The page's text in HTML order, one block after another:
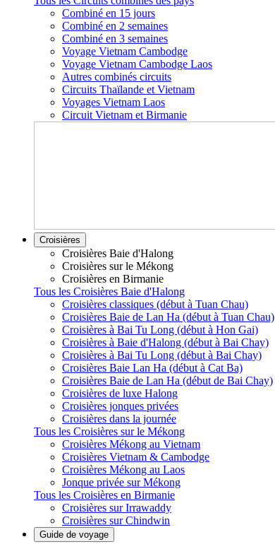
Combiné en 15 jours
Combiné en 2 semaines
Combiné en 3 semaines
Voyage Vietnam Cambodge
Voyage Vietnam Cambodge Laos
Autres combinés circuits
Circuits Thaïlande et Vietnam
Voyages Vietnam Laos
Circuit Vietnam et Birmanie
Croisières
Croisières Baie d'Halong
Croisières sur le Mékong
Croisières en Birmanie
Tous les Croisières Baie d'Halong
Croisières classiques (début à Tuan Chau)
Croisières Baie de Lan Ha (début à Tuan Chau)
Croisières à Bai Tu Long (début à Hon Gai)
Croisières à Baie d'Halong (début à Bai Chay)
Croisières à Bai Tu Long (début à Bai Chay)
Croisières Baie Lan Ha (début à Cat Ba)
Croisières Baie de Lan Ha (début de Bai Chay)
Croisières de luxe Halong
Croisières jonques privées
Croisières dans la journée
Tous les Croisières sur le Mékong
Croisières Mékong au Vietnam
Croisières Vietnam & Cambodge
Croisières Mékong au Laos
Jonque privée sur Mékong
Tous les Croisières en Birmanie
Croisières sur Irrawaddy
Croisières sur Chindwin
Guide de voyage